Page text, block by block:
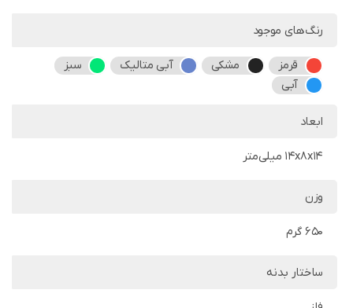
رنگ‌های موجود
قرمز مشکی آبی متالیک
سبز
آبی
ابعاد
14x8x14 میلی‌متر
وزن
650 گرم
ساختار بدنه